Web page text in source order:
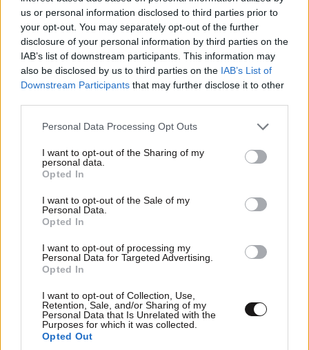
us or personal information disclosed to third parties prior to
your opt-out. You may separately opt-out of the further
disclosure of your personal information by third parties on the
IAB’s list of downstream participants. This information may
also be disclosed by us to third parties on the IAB’s List of
Downstream Participants that may further disclose it to other
Please note that this website/app uses one or more Google
not limited to your visit or usage behaviour. You may click to
grant or deny consent to Google and its third-party tags to
use your data for below specified purposes in below Google
consent section.
Personal Data Processing Opt Outs
I want to opt-out of the Sharing of my
personal data.
Opted In
I want to opt-out of the Sale of my
Personal Data.
Opted In
I want to opt-out of processing my
Personal Data for Targeted Advertising.
Opted In
I want to opt-out of Collection, Use,
Retention, Sale, and/or Sharing of my
Personal Data that Is Unrelated with the
Purposes for which it was collected.
Opted Out
Xαρακτήρες: 0/1000
ΠΡΟΣΘΗΚΗ
dk. 06·06·2016 21:35
E, τότε πάλι θα έρθουν Πολωνοί να τους σώζουν,
όπως το έκαναν το 1683.
http://wieden1683.pl/site_media/photos/atak_husarii.6
Απαντήστε